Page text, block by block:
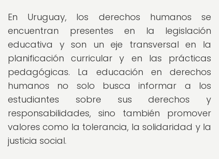
En Uruguay, los derechos humanos se
encuentran presentes en la legislación
educativa y son un eje transversal en la
planificación curricular y en las prácticas
pedagógicas. La educación en derechos
humanos no solo busca informar a los
estudiantes sobre sus derechos y
responsabilidades, sino también promover
valores como la tolerancia, la solidaridad y la
justicia social.